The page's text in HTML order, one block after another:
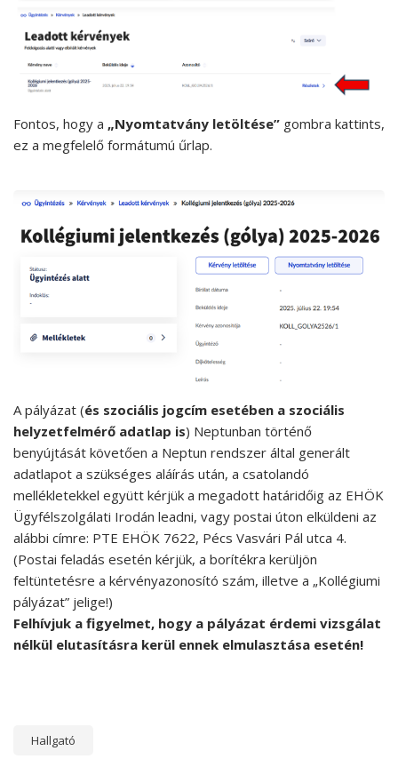
Fontos, hogy a „Nyomtatvány letöltése” gombra kattints,
ez a megfelelő formátumú űrlap.
A pályázat (és szociális jogcím esetében a szociális
helyzetfelmérő adatlap is) Neptunban történő
benyújtását követően a Neptun rendszer által generált
adatlapot a szükséges aláírás után, a csatolandó
mellékletekkel együtt kérjük a megadott határidőig az EHÖK
Ügyfélszolgálati Irodán leadni, vagy postai úton elküldeni az
alábbi címre: PTE EHÖK 7622, Pécs Vasvári Pál utca 4.
(Postai feladás esetén kérjük, a borítékra kerüljön
feltüntetésre a kérvényazonosító szám, illetve a „Kollégiumi
pályázat” jelige!)
Felhívjuk a figyelmet, hogy a pályázat érdemi vizsgálat
nélkül elutasításra kerül ennek elmulasztása esetén!
Hallgató